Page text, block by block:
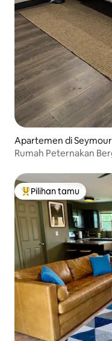
Apartemen di Seymour
Rumah Peternakan
Pilihan tamu terpopuler
Pilihan tamu